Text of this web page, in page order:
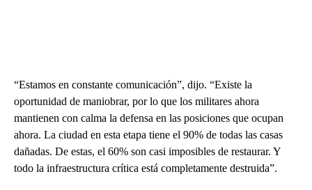
“Estamos en constante comunicación”, dijo. “Existe la
oportunidad de maniobrar, por lo que los militares ahora
mantienen con calma la defensa en las posiciones que ocupan
ahora. La ciudad en esta etapa tiene el 90% de todas las casas
dañadas. De estas, el 60% son casi imposibles de restaurar. Y
todo la infraestructura crítica está completamente destruida”.